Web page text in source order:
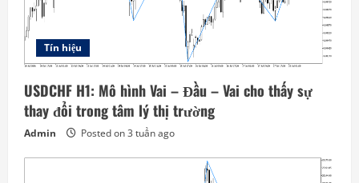
Tín hiệu
USDCHF H1: Mô hình Vai – Đầu – Vai cho thấy sự
thay đổi trong tâm lý thị trường
Admin Posted on 3 tuần ago